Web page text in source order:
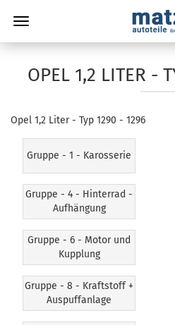
OPEL 1,2 LITER -
Opel 1,2 Liter - Typ 1290 - 1296
Gruppe - 1 - Karosserie
Gruppe - 4 - Hinterrad -
Aufhängung
Gruppe - 6 - Motor und
Kupplung
Gruppe - 8 - Kraftstoff +
Auspuffanlage